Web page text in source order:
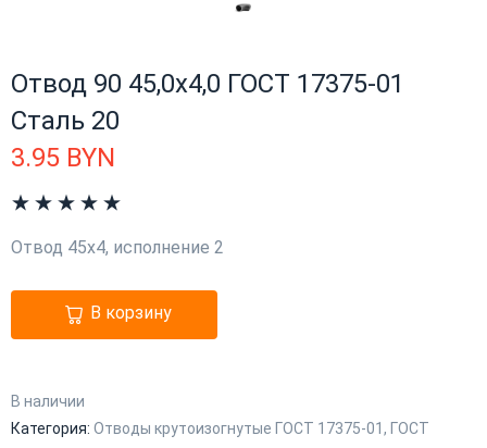
Отвод 90 45,0х4,0 ГОСТ 17375-01
Сталь 20
3.95 BYN
Отвод 45х4, исполнение 2
В корзину
В наличии
Категория: Отводы крутоизогнутые ГОСТ 17375-01, ГОСТ